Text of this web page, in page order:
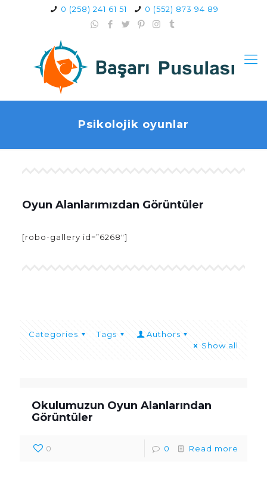
0 (258) 241 61 51 0 (552) 873 94 89
Psikolojik oyunlar
Oyun Alanlarımızdan Görüntüler
[robo-gallery id=”6268″]
Categories Tags
Authors
Show all
Okulumuzun Oyun Alanlarından
Görüntüler
0 0 Read more